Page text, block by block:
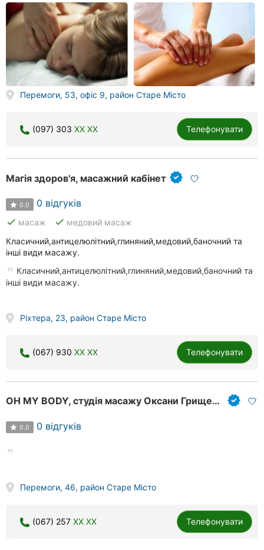
Перемоги, 53, офіс 9, район Старе Місто
(097) 303 XX XX Телефонувати
Магія здоров'я, масажний кабінет
0.0 0 відгуків
done масаж done медовий масаж
Класичний,антицелюлітний,глиняний,медовий,баночний та
інші види масажу.
Класичний,антицелюлітний,глиняний,медовий,баночний та
інші види масажу.
Ріхтера, 23, район Старе Місто
(067) 930 XX XX Телефонувати
OH MY BODY, студія масажу Оксани Грищенко
0.0 0 відгуків
Перемоги, 46, район Старе Місто
(067) 257 XX XX Телефонувати